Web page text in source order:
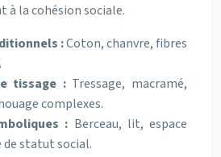
la cohésion sociale.
:Coton, chanvre, fibres
tissage : Tressage, macramé,
complexes.
: Berceau, lit, espace
de statut social.